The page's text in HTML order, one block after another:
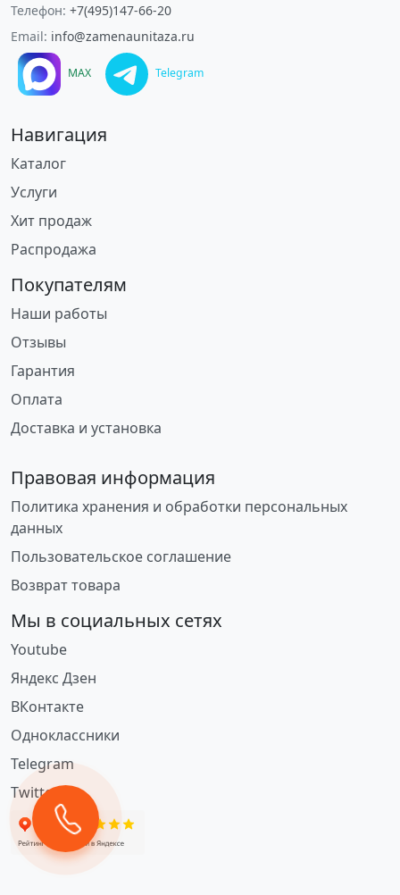
Телефон: +7(495)147-66-20
Email: info@zamenaunitaza.ru
MAX Telegram
Навигация
Каталог
Услуги
Хит продаж
Распродажа
Покупателям
Наши работы
Отзывы
Гарантия
Оплата
Доставка и установка
Правовая информация
Политика хранения и обработки персональных
данных
Пользовательское соглашение
Возврат товара
Мы в социальных сетях
Youtube
Яндекс Дзен
ВКонтакте
Одноклассники
Telegram
Twitter